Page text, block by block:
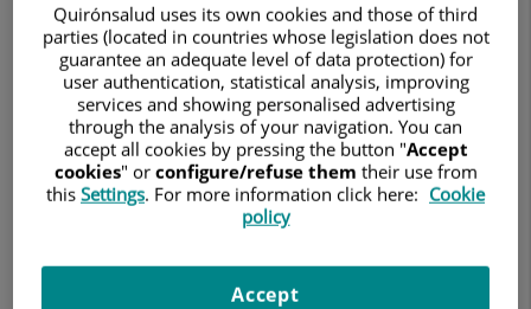
Premios
Médicos
Pacientes
Quirónsalud uses its own cookies and those of third
parties (located in countries whose legislation does not
guarantee an adequate level of data protection) for
user authentication, statistical analysis, improving
services and showing personalised advertising
through the analysis of your navigation. You can
accept all cookies by pressing the button "Accept
cookies" or configure/refuse them their use from
this Settings. For more information click here: Cookie
policy
Accept